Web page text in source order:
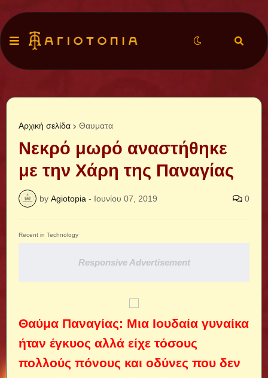
Αρχική σελίδα Θαυματα
Νεκρό μωρό αναστήθηκε
με την Χάρη της Παναγίας
by Agiotopia - Ιουνίου 07, 2019 0
Recent in Technology
Responsive Advertisement
Θαύμα Παναγίας: Μια Ιουδαία γυναίκα
ήταν έγκυος αλλά είχε τόσους
πολλούς πόνους και οδύνες που δεν